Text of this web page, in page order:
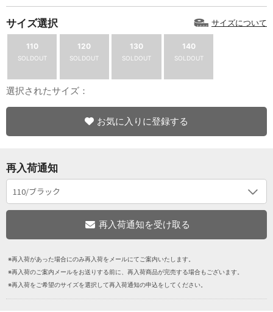
サイズ選択 サイズについて
110
SOLDOUT
120
SOLDOUT
130
SOLDOUT
140
SOLDOUT
選択されたサイズ：
お気に入りに登録する
再入荷通知
※再入荷があった場合にのみ再入荷をメールにてご案内いたします。
※再入荷のご案内メールをお送りする前に、再入荷商品が完売する場合もございます。
※再入荷をご希望のサイズを選択して再入荷通知の申込をしてください。